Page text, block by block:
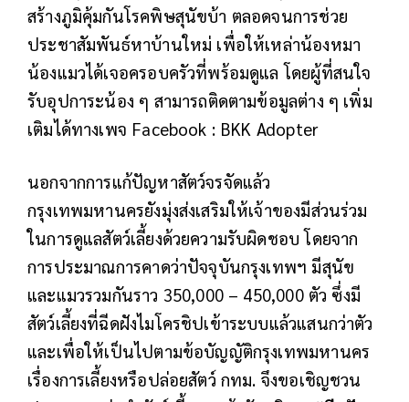
สร้างภูมิคุ้มกันโรคพิษสุนัขบ้า ตลอดจนการช่วย
ประชาสัมพันธ์หาบ้านใหม่ เพื่อให้เหล่าน้องหมา
น้องแมวได้เจอครอบครัวที่พร้อมดูแล โดยผู้ที่สนใจ
รับอุปการะน้อง ๆ สามารถติดตามข้อมูลต่าง ๆ เพิ่ม
เติมได้ทางเพจ Facebook : BKK Adopter
นอกจากการแก้ปัญหาสัตว์จรจัดแล้ว
กรุงเทพมหานครยังมุ่งส่งเสริมให้เจ้าของมีส่วนร่วม
ในการดูแลสัตว์เลี้ยงด้วยความรับผิดชอบ โดยจาก
การประมาณการคาดว่าปัจจุบันกรุงเทพฯ มีสุนัข
และแมวรวมกันราว 350,000 – 450,000 ตัว ซึ่งมี
สัตว์เลี้ยงที่ฉีดฝังไมโครชิปเข้าระบบแล้วแสนกว่าตัว
และเพื่อให้เป็นไปตามข้อบัญญัติกรุงเทพมหานคร
เรื่องการเลี้ยงหรือปล่อยสัตว์ กทม. จึงขอเชิญชวน